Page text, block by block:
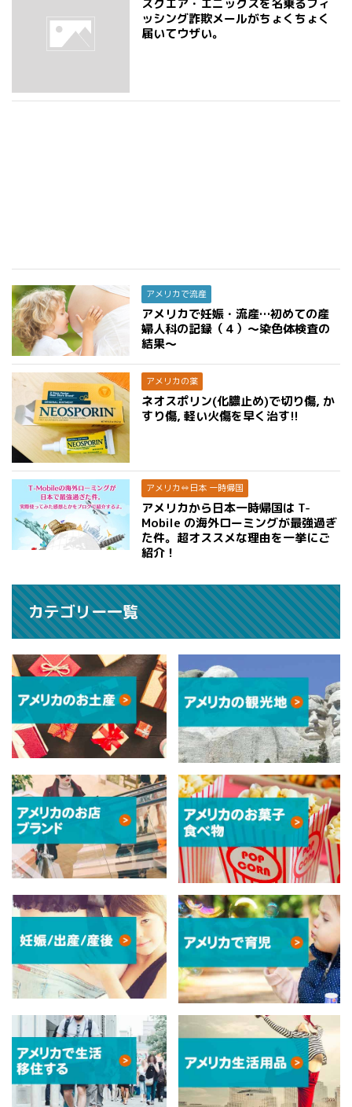
スクエア・エニックスを名乗るフィ
ッシング詐欺メールがちょくちょく
届いてウザい。
アメリカで流産
アメリカで妊娠・流産…初めての産
婦人科の記録（４）〜染色体検査の
結果〜
アメリカの薬
ネオスポリン(化膿止め)で切り傷, か
すり傷, 軽い火傷を早く治す!!
アメリカ⇔日本 一時帰国
アメリカから日本一時帰国は T-
Mobile の海外ローミングが最強過ぎ
た件。超オススメな理由を一挙にご
紹介！
カテゴリー一覧